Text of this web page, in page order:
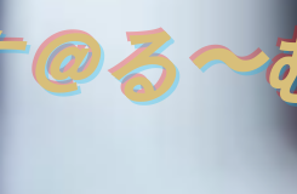
る〜